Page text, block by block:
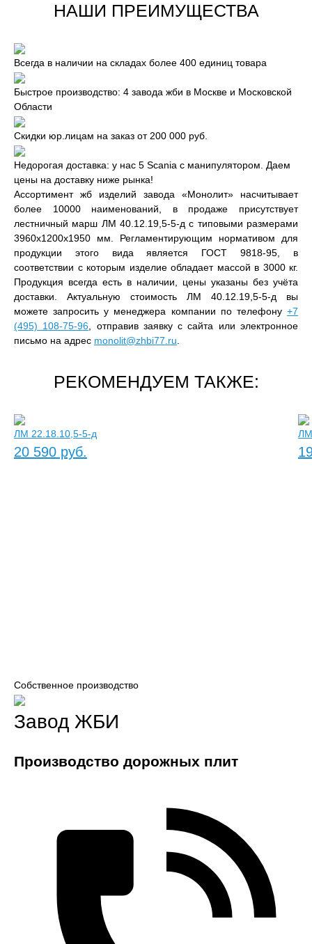
НАШИ ПРЕИМУЩЕСТВА
Всегда в наличии на складах более 400 единиц товара
Быстрое производство: 4 завода жби в Москве и Московской
Области
Скидки юр.лицам на заказ от 200 000 руб.
Недорогая доставка: у нас 5 Scania с манипулятором. Даем
цены на доставку ниже рынка!
Ассортимент жб изделий завода «Монолит» насчитывает
более 10000 наименований, в продаже присутствует
лестничный марш ЛМ 40.12.19,5-5-д с типовыми размерами
3960x1200x1950 мм. Регламентирующим нормативом для
продукции этого вида является ГОСТ 9818-95, в
соответствии с которым изделие обладает массой в 3000 кг.
Продукция всегда есть в наличии, цены указаны без учёта
доставки. Актуальную стоимость ЛМ 40.12.19,5-5-д вы
можете запросить у менеджера компании по телефону +7
(495) 108-75-96 , отправив заявку с сайта или электронное
письмо на адрес monolit@zhbi77.ru
РЕКОМЕНДУЕМ ТАКЖЕ:
ЛМ 22.18.10,5-5-д
20 590 руб.
ЛМ
Собственное производство
Завод ЖБИ
Производство дорожных плит